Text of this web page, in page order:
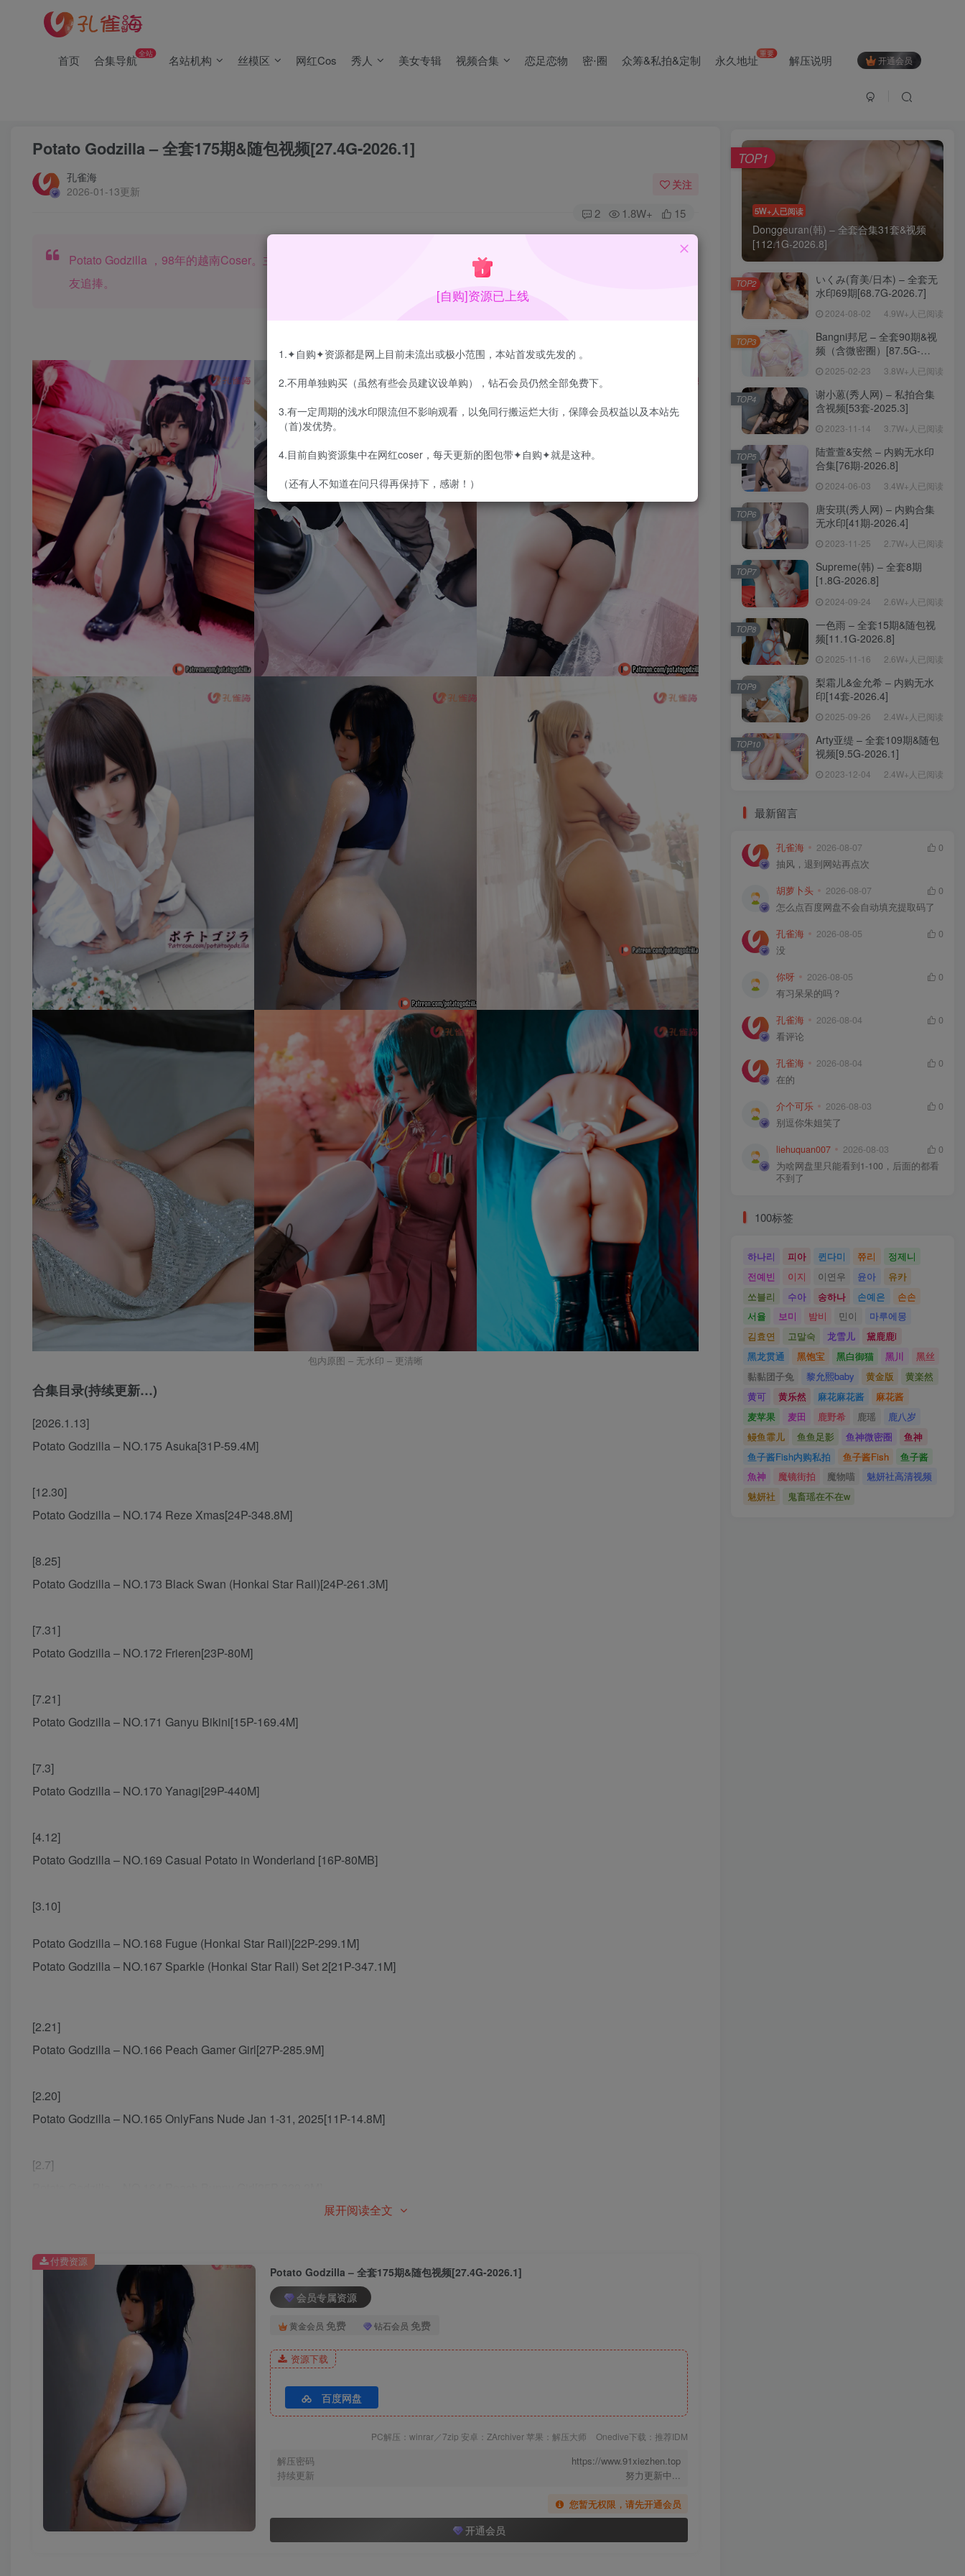
首页 合集导航全站 名站机构 丝模区 网红Cos 秀人 美女专辑 视频合集 恋足恋物 密⋅圈 众筹&私拍&定制 永久地址重要 解压说明 开通会员
(2/2)每日凌晨0点主动查失效补链(点我演示)，失效不超24小时，
(1/2)永久发布，备用网址点这：kongque.org，点我（原域名失效）！
Potato Godzilla – 全套175期&随包视频[27.4G-2026.1]
孔雀海
2026-01-13更新
关注
2 1.8W+ 15
Potato Godzilla ，98年的越南Coser。主要活动在各种社交媒体上，感觉收入主要以捐赠为主，因风格大方突破还颇受涩
友追捧。
包内原图 – 无水印 – 更清晰
合集目录(持续更新…)
[2026.1.13]
Potato Godzilla – NO.175 Asuka[31P-59.4M]
[12.30]
Potato Godzilla – NO.174 Reze Xmas[24P-348.8M]
[8.25]
Potato Godzilla – NO.173 Black Swan (Honkai Star Rail)[24P-261.3M]
[7.31]
Potato Godzilla – NO.172 Frieren[23P-80M]
[7.21]
Potato Godzilla – NO.171 Ganyu Bikini[15P-169.4M]
[7.3]
Potato Godzilla – NO.170 Yanagi[29P-440M]
[4.12]
Potato Godzilla – NO.169 Casual Potato in Wonderland [16P-80MB]
[3.10]
Potato Godzilla – NO.168 Fugue (Honkai Star Rail)[22P-299.1M]
Potato Godzilla – NO.167 Sparkle (Honkai Star Rail) Set 2[21P-347.1M]
[2.21]
Potato Godzilla – NO.166 Peach Gamer Girl[27P-285.9M]
[2.20]
Potato Godzilla – NO.165 OnlyFans Nude Jan 1-31, 2025[11P-14.8M]
[2.7]
Potato Godzilla – NO.163 OnlyFans Dec 1-31, 2024[23P-32M]
Potato Godzilla – NO.162 2B Xmas[25P-111M]
Potato Godzilla – NO.161 Black Transparent Lingerie (Onlyfans Oct 2024)[16P-14.9M]
Potato Godzilla – NO.160 Corin (Zenless Zone Zero)[27P-279.3M]
Potato Godzilla – NO.159 Trick or Treat[14P-8.8M]
展开阅读全文
Potato Godzilla – 全套175期&随包视频[27.4G-2026.1]
会员专属资源
黄金会员 免费 钻石会员 免费
资源下载
百度网盘
PC解压：winrar／7zip 安卓：ZArchiver 苹果：解压大师 Onedive下载：推荐IDM
解压密码
https://www.91xiezhen.top
持续更新
努力更新中...
您暂无权限，请先开通会员
开通会员
付费资源
5W+人已阅读
Donggeuran(韩) – 全套合集31套&视频
[112.1G-2026.8]
TOP1
いくみ(育美/日本) – 全套无
水印69期[68.7G-2026.7]
2024-08-02 4.9W+人已阅读
TOP2
Bangni邦尼 – 全套90期&视
频（含微密圈）[87.5G-
2025-02-23 3.8W+人已阅读
TOP3
谢小蒽(秀人网) – 私拍合集
含视频[53套-2025.3]
2023-11-14 3.7W+人已阅读
TOP4
陆萱萱&安然 – 内购无水印
合集[76期-2026.8]
2024-06-03 3.4W+人已阅读
TOP5
唐安琪(秀人网) – 内购合集
无水印[41期-2026.4]
2023-11-25 2.7W+人已阅读
TOP6
Supreme(韩) – 全套8期
[1.8G-2026.8]
2024-09-24 2.6W+人已阅读
TOP7
一色雨 – 全套15期&随包视
频[11.1G-2026.8]
2025-11-16 2.6W+人已阅读
TOP8
梨霜儿&金允希 – 内购无水
印[14套-2026.4]
2025-09-26 2.4W+人已阅读
TOP9
Arty亚缇 – 全套109期&随包
视频[9.5G-2026.1]
2023-12-04 2.4W+人已阅读
TOP10
最新留言
孔雀海 2026-08-07
0
抽风，退到网站再点次
胡萝卜头 2026-08-07
0
怎么点百度网盘不会自动填充提取码了
孔雀海 2026-08-05
0
没
你呀 2026-08-05
0
有习呆呆的吗？
孔雀海 2026-08-04
0
看评论
孔雀海 2026-08-04
0
在的
介个可乐 2026-08-03
0
别逗你朱姐笑了
liehuquan007 2026-08-03
0
为啥网盘里只能看到1-100，后面的都看
不到了
100标签
하나리 피아 퀸다미 쮸리
정제니
전예빈
이지 이연우 윤아
유카
쏘블리
수아 송하나 손예은
손손
서율
보미 밤비 민이
마루에몽
김효연
고말숙 龙雪儿
黛鹿鹿i
黑龙贯通
黑饱宝 黑白御猫 黑川
黑丝
黏黏团子兔
黎允熙baby 黄金版
黄楽然
黄可
黄乐然 麻花麻花酱
麻花酱
麦苹果
麦田 鹿野希 鹿瑶
鹿八岁
鳗鱼霏儿
鱼鱼足影 鱼神微密圈
鱼神
鱼子酱Fish内购私拍
鱼子酱Fish
鱼子酱
魚神
魔镜街拍 魔物喵
魅妍社高清视频
魅妍社
鬼畜瑶在不在w
[自购]资源已上线
1.✦自购✦资源都是网上目前未流出或极小范围，本站首发或先发的 。
2.不用单独购买（虽然有些会员建议设单购），钻石会员仍然全部免费下。
3.有一定周期的浅水印限流但不影响观看，以免同行搬运烂大街，保障会员权益以及本站先
（首)发优势。
4.目前自购资源集中在网红coser，每天更新的图包带✦自购✦就是这种。
（还有人不知道在问只得再保持下，感谢！）